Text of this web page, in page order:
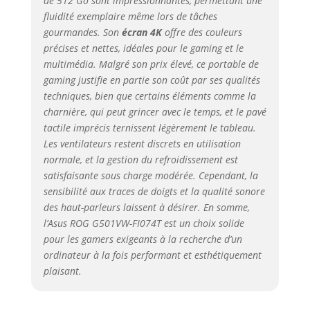
fluidité exemplaire même lors de tâches
gourmandes. Son écran 4Koffre des couleurs
précises et nettes, idéales pour le gaming et le
multimédia. Malgré son prix élevé, ce portable de
gaming justifie en partie son coût par ses qualités
techniques, bien que certains éléments comme la
charnière, qui peut grincer avec le temps, et le pavé
tactile imprécis ternissent légèrement le tableau.
Les ventilateurs restent discrets en utilisation
normale, et la gestion du refroidissement est
satisfaisante sous charge modérée. Cependant, la
sensibilité aux traces de doigts et la qualité sonore
des haut-parleurs laissent à désirer. En somme,
l’Asus ROG G501VW-FI074T est un choix solide
pour les gamers exigeants à la recherche d’un
ordinateur à la fois performant et esthétiquement
plaisant.